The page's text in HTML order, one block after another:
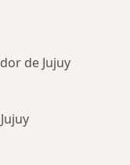
de Jujuy